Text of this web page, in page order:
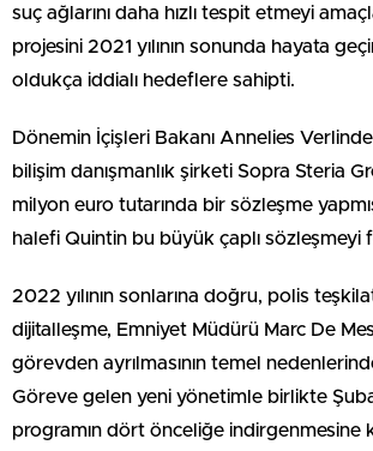
suç ağlarını daha hızlı tespit etmeyi
projesini 2021 yılının sonunda hayata
oldukça iddialı hedeflere sahipti.
Dönemin İçişleri Bakanı Annelies
bilişim danışmanlık şirketi Sopra Steria
milyon euro tutarında bir sözleşme
halefi Quintin bu büyük çaplı sözleşmeyi
2022 yılının sonlarına doğru, polis
dijitalleşme, Emniyet Müdürü Marc De
görevden ayrılmasının temel
Göreve gelen yeni yönetimle birlikte
programın dört önceliğe indirgenmesine